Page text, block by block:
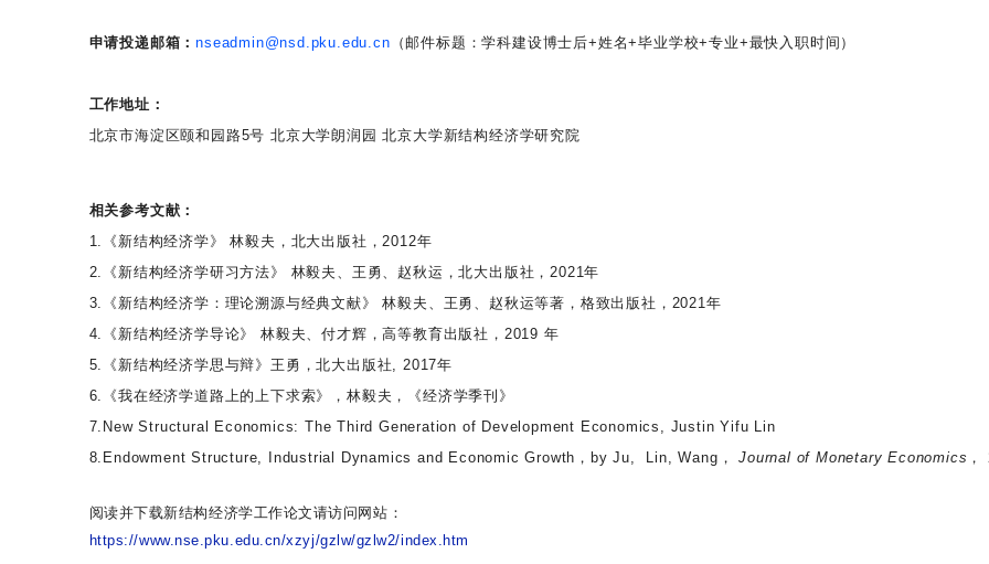
申请投递邮箱：nseadmin@nsd.pku.edu.cn （邮件标题：学科建设博士后+姓名+毕业学校+专业+最快入职时间）
工作地址：
北京市海淀区颐和园路5号 北京大学朗润园 北京大学新结构经济学研究院
相关参考文献：
1.《新结构经济学》 林毅夫，北大出版社，2012年
2.《新结构经济学研习方法》 林毅夫、王勇、赵秋运，北大出版社，2021年
3.《新结构经济学：理论溯源与经典文献》 林毅夫、王勇、赵秋运等著，格致出版社，2021年
4.《新结构经济学导论》 林毅夫、付才辉，高等教育出版社，2019 年
5.《新结构经济学思与辩》王勇，北大出版社, 2017年
6.《我在经济学道路上的上下求索》，林毅夫，《经济学季刊》
7.New Structural Economics: The Third Generation of Development Economics, Justin Yifu Lin
8.Endowment Structure, Industrial Dynamics and Economic Growth，by Ju, Lin, Wang，Journal of Monetary Economics
阅读并下载新结构经济学工作论文请访问网站：
https://www.nse.pku.edu.cn/xzyj/gzlw/gzlw2/index.htm